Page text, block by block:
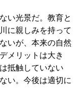
い光景だ。教育と
に親しみを持って
いが、本来の自然
メリットは大き
抵触していない
い。今後は適切に